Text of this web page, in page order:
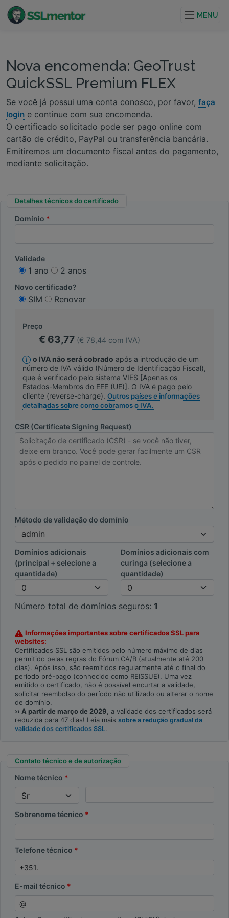
projetos de internet.
MENU
Nova encomenda: GeoTrust
QuickSSL Premium FLEX
Se você já possui uma conta conosco, por favor, faça
login e continue com sua encomenda.
O certificado solicitado pode ser pago online com
cartão de crédito, PayPal ou transferência bancária.
Emitiremos um documento fiscal antes do pagamento,
mediante solicitação.
Detalhes técnicos do certificado
Domínio
Validade
1 ano 2 anos
Novo certificado?
SIM Renovar
Preço
€ 63,77 (€ 78,44 com IVA)
o IVA não será cobrado após a introdução de um
número de IVA válido (Número de Identificação Fiscal),
que é verificado pelo sistema VIES [Apenas os
Estados-Membros do EEE (UE)]. O IVA é pago pelo
cliente (reverse-charge). Outros países e informações
detalhadas sobre como cobramos o IVA.
CSR (Certificate Signing Request)
Método de validação do domínio
Domínios adicionais
(principal + selecione a
quantidade)
Domínios adicionais com
curinga (selecione a
quantidade)
Número total de domínios seguros: 1
Informações importantes sobre certificados SSL para
websites:
Certificados SSL são emitidos pelo número máximo de dias
permitido pelas regras do Fórum CA/B (atualmente até 200
dias). Após isso, são reemitidos regularmente até o final do
período pré-pago (conhecido como REISSUE). Uma vez
emitido o certificado, não é possível encurtar a validade,
solicitar reembolso do período não utilizado ou alterar o nome
de domínio.
›› A partir de março de 2029, a validade dos certificados será
reduzida para 47 dias! Leia mais sobre a redução gradual da
validade dos certificados SSL.
Contato técnico e de autorização
Nome técnico
Sobrenome técnico
Telefone técnico
E-mail técnico